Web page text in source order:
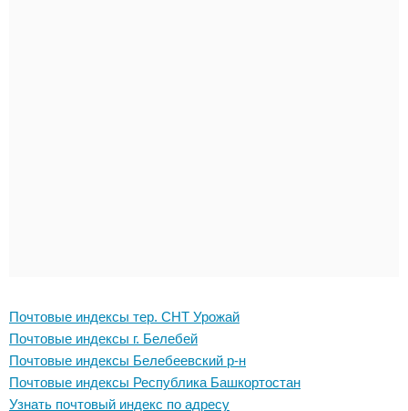
Почтовые индексы тер. СНТ Урожай
Почтовые индексы г. Белебей
Почтовые индексы Белебеевский р-н
Почтовые индексы Республика Башкортостан
Узнать почтовый индекс по адресу